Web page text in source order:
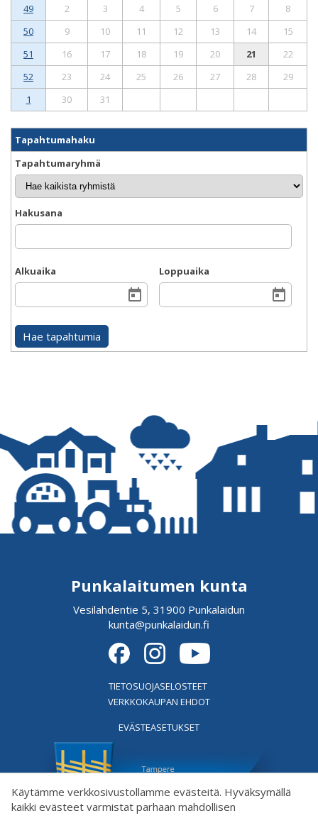
Käytämme verkkosivustollamme evästeitä. Hyväksymällä
kaikki evästeet varmistat parhaan mahdollisen
49
2 3 4 5 6 7
8
50
9 10 11 12 13 14
15
51
16 17 18 19 20 21
22
52
23 24 25 26 27 28
29
1
30 31
Tapahtumahaku
Tapahtumaryhmä
Hakusana
Alkuaika Loppuaika
Punkalaitumen kunta
Vesilahdentie 5, 31900 Punkalaidun
kunta@punkalaidun.fi
TIETOSUOJASELOSTEET
VERKKOKAUPAN EHDOT
EVÄSTEASETUKSET